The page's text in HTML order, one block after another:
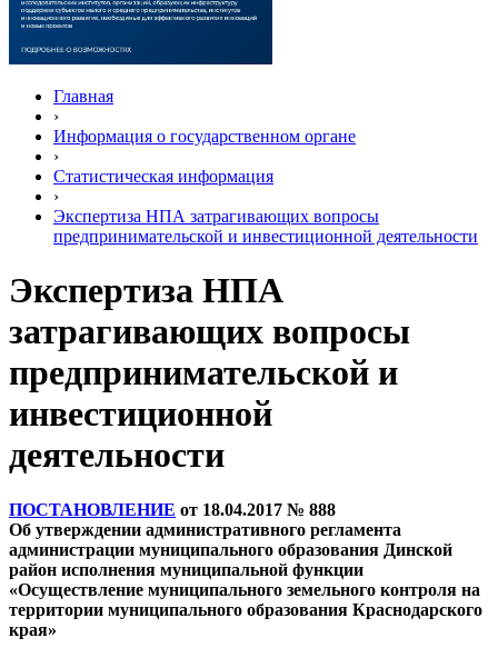
Главная
›
Информация о государственном органе
›
Статистическая информация
›
Экспертиза НПА затрагивающих вопросы
предпринимательской и инвестиционной деятельности
Экспертиза НПА
затрагивающих вопросы
предпринимательской и
инвестиционной
деятельности
ПОСТАНОВЛЕНИЕ от 18.04.2017 № 888
Об утверждении административного регламента
администрации муниципального образования Динской
район исполнения муниципальной функции
«Осуществление муниципального земельного контроля на
территории муниципального образования Краснодарского
края»